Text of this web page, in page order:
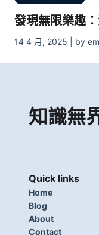
發現無限樂趣
14 4 月, 2025 | by
知識無
Quick links
Home
Blog
About
Contact